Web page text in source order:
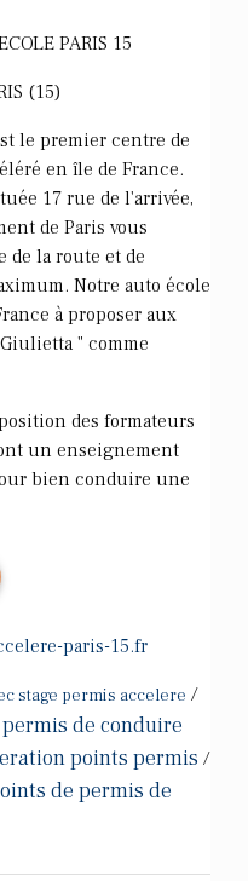
PARIS 15
(15)
le premier centre de
en île de France.
17 rue de l'arrivée,
de Paris vous
de la route et de
Notre auto école
à proposer aux
" comme
des formateurs
un enseignement
bien conduire une
paris-15.fr
stage permis accelere /
permis de conduire
points permis /
de permis de